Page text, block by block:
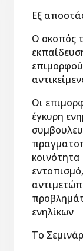
Εξ
Ο σκοπός
Οι
έγκυρη
ενηλίκων
Το